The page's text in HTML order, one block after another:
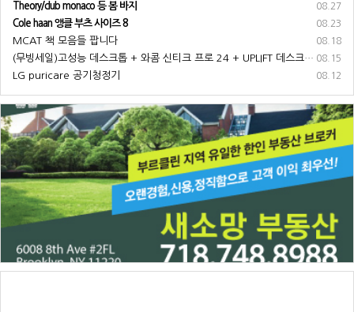
08.27
Theory/club monaco 등 봄 바지
08.23
Cole haan 앵클 부츠 사이즈 8
08.18
MCAT 책 모음들 팝니다
08.15
(무빙세일)고성능 데스크톱 + 와콤 신티크 프로 24 + UPLIFT 데스크 + 기타 부속품 전부 팝니다
08.12
LG puricare 공기청정기